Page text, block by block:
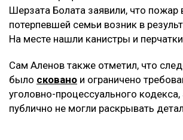
Шерзата Болата заявили, что пожар
потерпевшей семьи возник в
На месте нашли канистры и
Сам Аленов также отметил, что
было сковано и ограничено
уголовно-процессуального
публично не могли раскрывать